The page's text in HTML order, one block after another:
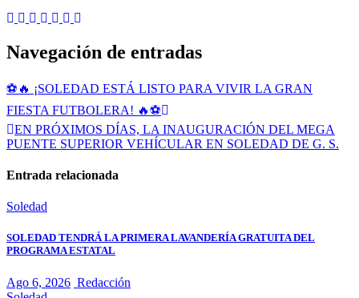
Navegación de entradas
⚽🔥 ¡SOLEDAD ESTÁ LISTO PARA VIVIR LA GRAN
FIESTA FUTBOLERA! 🔥⚽
EN PRÓXIMOS DÍAS, LA INAUGURACIÓN DEL MEGA
PUENTE SUPERIOR VEHÍCULAR EN SOLEDAD DE G. S.
Entrada relacionada
Soledad
SOLEDAD TENDRÁ LA PRIMERA LAVANDERÍA GRATUITA DEL
PROGRAMA ESTATAL
Ago 6, 2026 Redacción